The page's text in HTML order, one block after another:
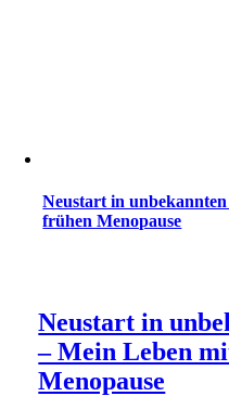
Neustart in
frühen Menopause
Neustart in
– Mein Leben
Menopause